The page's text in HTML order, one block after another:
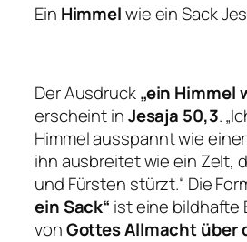
Ein Himmelwie ein Sack
Der Ausdruck„ein Himmel
erscheint inJesaja 50,3.
Himmel ausspannt wie
ihn ausbreitet wie ein Zelt,
und Fürsten stürzt.“ Die
ein Sack“ ist eine bildhafte
vonGottes Allmacht über